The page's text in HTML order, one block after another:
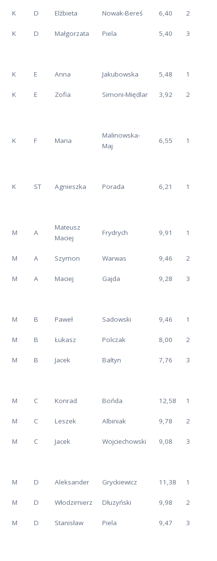
K D Elżbieta Nowak-Bereś 6,40 2
K D Małgorzata Piela 5,40 3
K E Anna Jakubowska 5,48 1
K E Zofia Simoni-Międlar 3,92 2
K F Maria
Malinowska-
Maj
6,55 1
K ST Agnieszka Porada 6,21 1
M A
Mateusz
Maciej
Frydrych 9,91 1
M A Szymon Warwas 9,46 2
M A Maciej Gajda 9,28 3
M B Paweł Sadowski 9,46 1
M B Łukasz Polczak 8,00 2
M B Jacek Baltyn 7,76 3
M C Konrad Bońda 12,58 1
M C Leszek Albiniak 9,78 2
M C Jacek Wojciechowski 9,08 3
M D Aleksander Gryckiewicz 11,38 1
M D Włodzimierz Dłuzyński 9,98 2
M D Stanisław Piela 9,47 3